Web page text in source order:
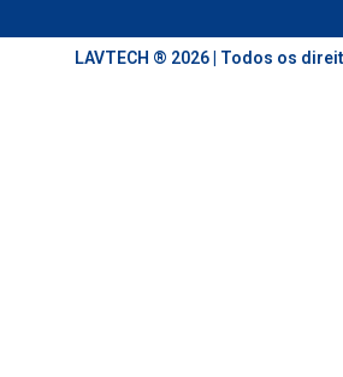
LAVTECH ® 2026 | Todos os